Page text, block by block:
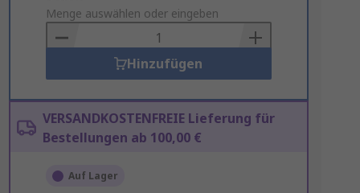
to
Basket
Menge auswählen oder eingeben
Hinzufügen
VERSANDKOSTENFREIE Lieferung für
Bestellungen ab 100,00 €
Auf Lager